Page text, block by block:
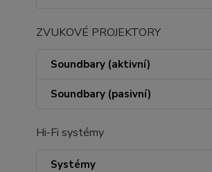
ZVUKOVÉ PROJEKTORY
Soundbary (aktivní)
Soundbary (pasivní)
Hi-Fi systémy
Systémy